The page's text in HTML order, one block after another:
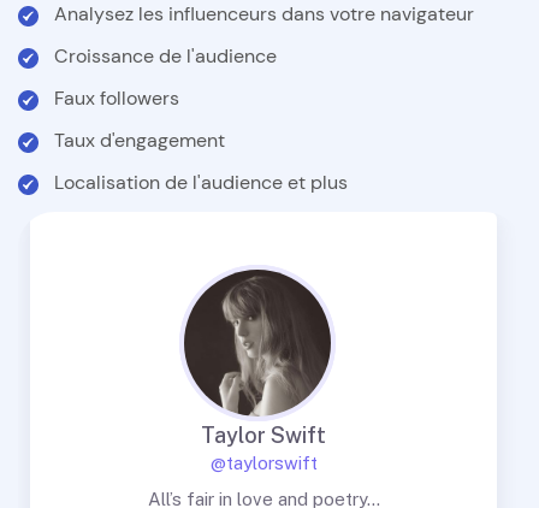
Analysez les influenceurs dans votre navigateur
Croissance de l'audience
Faux followers
Taux d'engagement
Localisation de l'audience et plus